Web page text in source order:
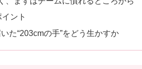
ント
た“203cmの手”をどう生かすか